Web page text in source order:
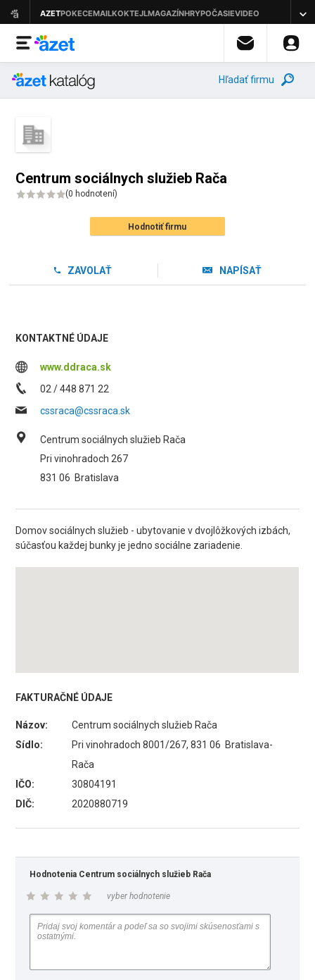
Hľadať firmu
Centrum sociálnych služieb Rača
(0 hodnotení)
Hodnotiť firmu
ZAVOLAŤ NAPÍSAŤ
KONTAKTNÉ ÚDAJE
www.ddraca.sk
02 / 448 871 22
cssraca@cssraca.sk
Centrum sociálnych služieb Rača
Pri vinohradoch 267
831 06 Bratislava
Domov sociálnych služieb - ubytovanie v dvojlôžkových izbách,
súčasťou každej bunky je jedno sociálne zariadenie.
FAKTURAČNÉ ÚDAJE
Názov:
Centrum sociálnych služieb Rača
Sídlo:
Pri vinohradoch 8001/267, 831 06 Bratislava-
Rača
IČO:
30804191
DIČ:
2020880719
Hodnotenia Centrum sociálnych služieb Rača
vyber hodnotenie